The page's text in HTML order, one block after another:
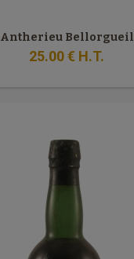
Antherieu Bellorgueil
25.00€ H.T.